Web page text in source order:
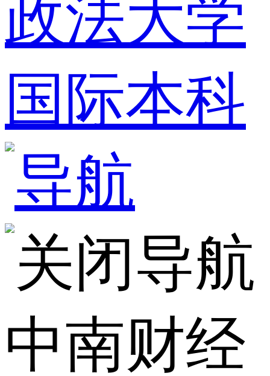
政法大学
国际本科
导航
中南财经